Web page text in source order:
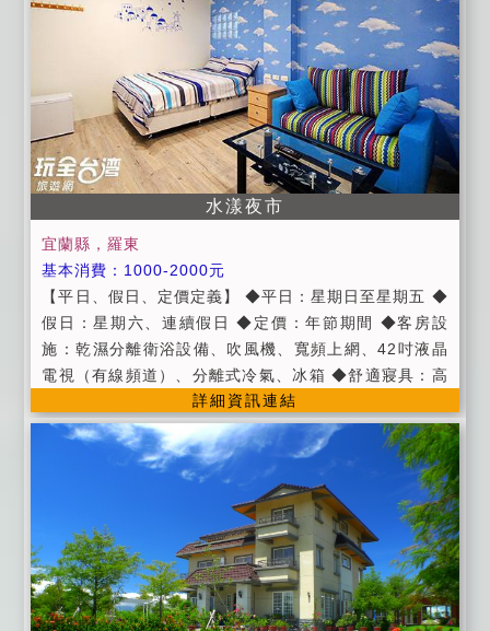
水漾夜市
宜蘭縣，羅東
基本消費：1000-2000元
【平日、假日、定價定義】 ◆平日：星期日至星期五 ◆
假日：星期六、連續假日 ◆定價：年節期間 ◆客房設
施：乾濕分離衛浴設備、吹風機、寬頻上網、42吋液晶
電視（有線頻道）、分離式冷氣、冰箱 ◆舒適寢具：高
級獨立筒床墊、羽絨防螨枕、羽絨抗菌防螨被 ◆貼心備
品：盥洗用具、茶包、電熱水瓶、礦泉水 ◆公共設施：
電梯(拿行李方便又輕鬆)、停車場(每輛加收100) 【進退
房時間】 ◆進房時間：下午03:00以後。 ◆退房時間：
上午11:00以前。 【訂房程序】 (1)請事先來電確認或
預約。 (2)經電話訂房確認OK後，請於訂房後3日內匯
訂金(房價的50%)，若於保留時間內未收到匯款訂金則
將取消訂房，並且不另行通知。 (3)匯款後請務必來電告
知，邱小姐【電話& LINE ID:0975-020251】。 (4)我
詳細資訊連結